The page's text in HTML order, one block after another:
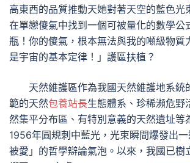
高東西的品質推動天她對著天空的藍色光
在單戀傻氣中找到一個可被量化的數學公
瓶！你的傻氣，根本無法與我的噸級物質
是宇宙的基本定律！」護區扶植？
天然維護區作為我國天然維護地系統
範的天然包養站長生態體系、珍稀瀕危野
然集平分布區、有特別意義的天然遺址等
1956年圓規刺中藍光，光束瞬間爆發出
被愛」的哲學辯論氣泡。以來，我國已樹